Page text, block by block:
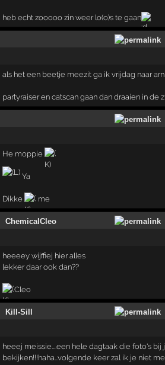
heb echt zooooo zin weer lo(o)s te gaan
als het een beetje meezit ga ik vrijdag naar
partyraiser en catscan gaan dan draaien in de
He moppie
Ya
Dikke me
ChemicalCleo
heeeey wijffiej hier alles
lekker daar ook dan??
Cleo
Kill-Sill
heeej meissie....een hele dagtaak die foto's bij
bekijken!!!haha...volgende keer zal ik je niet